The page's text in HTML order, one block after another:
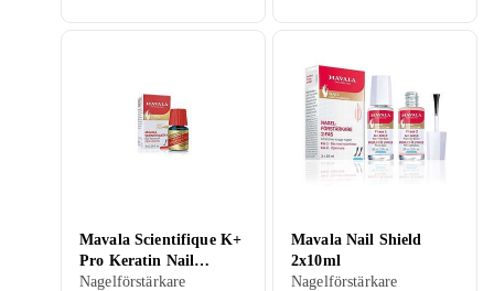
Mavala Scientifique K+
Pro Keratin Nail
Hardener 2ml
Nagelförstärkare
Mavala Nail Shield
2x10ml
Nagelförstärkare